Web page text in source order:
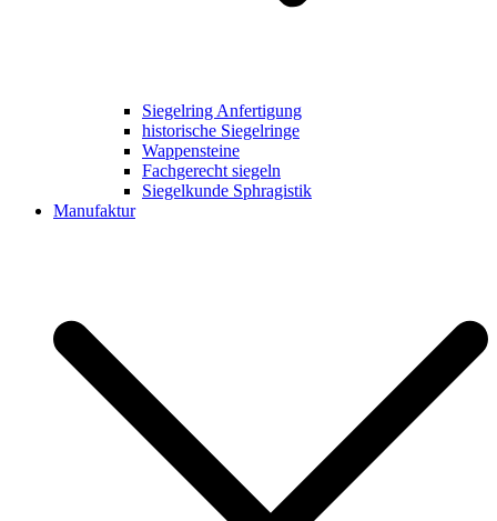
Siegelring Anfertigung
historische Siegelringe
Wappensteine
Fachgerecht siegeln
Siegelkunde Sphragistik
Manufaktur